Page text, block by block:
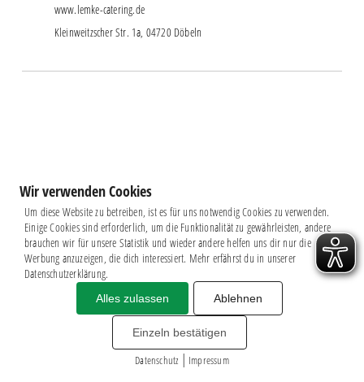
www.lemke-catering.de
Kleinweitzscher Str. 1a, 04720 Döbeln
Impressum|Datenschutz
BSG CHEMIE LEIPZIG © 2026
MITGLIEDERZAHL: 2.816
webdesign by3W
Wir verwenden Cookies
Um diese Website zu betreiben, ist es für uns notwendig Cookies zu verwenden.
Einige Cookies sind erforderlich, um die Funktionalität zu gewährleisten, andere
brauchen wir für unsere Statistik und wieder andere helfen uns dir nur die
Werbung anzuzeigen, die dich interessiert. Mehr erfährst du in unserer
Datenschutzerklärung.
Alles zulassen Ablehnen
Einzeln bestätigen
Datenschutz | Impressum